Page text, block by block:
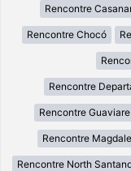
Rencontre
Rencontre Chocó
Rencontre
Rencontre Guaviare
Rencontre
Rencontre North